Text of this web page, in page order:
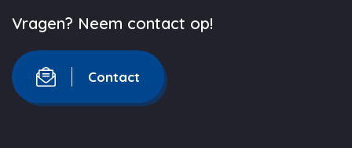
Vragen? Neem contact op!
Contact